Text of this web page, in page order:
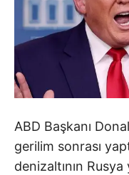
ABD Başkanı
gerilim sonrası
denizaltının Rusya